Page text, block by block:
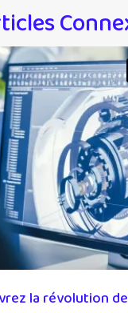
Actualités
de la